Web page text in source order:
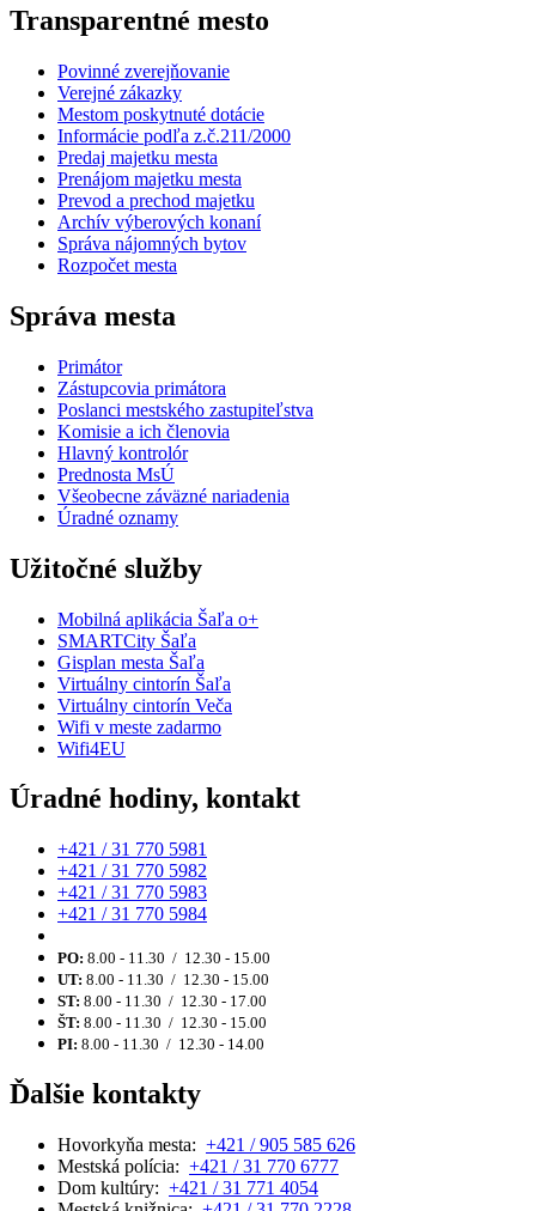
Transparentné mesto
Povinné zverejňovanie
Verejné zákazky
Mestom poskytnuté dotácie
Informácie podľa z.č.211/2000
Predaj majetku mesta
Prenájom majetku mesta
Prevod a prechod majetku
Archív výberových konaní
Správa nájomných bytov
Rozpočet mesta
Správa mesta
Primátor
Zástupcovia primátora
Poslanci mestského zastupiteľstva
Komisie a ich členovia
Hlavný kontrolór
Prednosta MsÚ
Všeobecne záväzné nariadenia
Úradné oznamy
Užitočné služby
Mobilná aplikácia Šaľa o+
SMARTCity Šaľa
Gisplan mesta Šaľa
Virtuálny cintorín Šaľa
Virtuálny cintorín Veča
Wifi v meste zadarmo
Wifi4EU
Úradné hodiny, kontakt
+421 / 31 770 5981
+421 / 31 770 5982
+421 / 31 770 5983
+421 / 31 770 5984
PO: 8.00 - 11.30 / 12.30 - 15.00
UT: 8.00 - 11.30 / 12.30 - 15.00
ST: 8.00 - 11.30 / 12.30 - 17.00
ŠT: 8.00 - 11.30 / 12.30 - 15.00
PI: 8.00 - 11.30 / 12.30 - 14.00
Ďalšie kontakty
Hovorkyňa mesta: +421 / 905 585 626
Mestská polícia: +421 / 31 770 6777
Dom kultúry: +421 / 31 771 4054